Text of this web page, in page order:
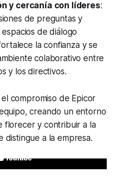
y cercanía con líderes:
de preguntas y
de diálogo
la confianza y se
colaborativo entre
y los directivos.
el compromiso de Epicor
creando un entorno
florecer y contribuir a la
distingue a la empresa.